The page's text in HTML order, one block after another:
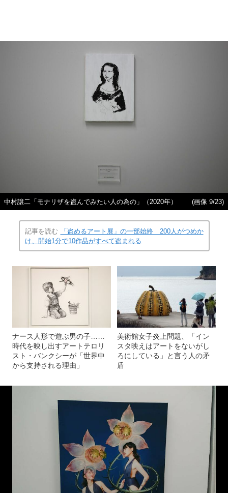
中村譲二「モナリザを盗んでみたい人の為の」（2020年） (画像 9/23)
記事を読む
「盗めるアート展」の一部始終 200人がつめか
け、開始1分で10作品がすべて盗まれる
ナース人形で遊ぶ男の子……
時代を映し出すアートテロリ
スト・バンクシーが「世界中
から支持される理由」
美術館女子炎上問題、「イン
スタ映えはアートをないがし
ろにしている」と言う人の矛
盾